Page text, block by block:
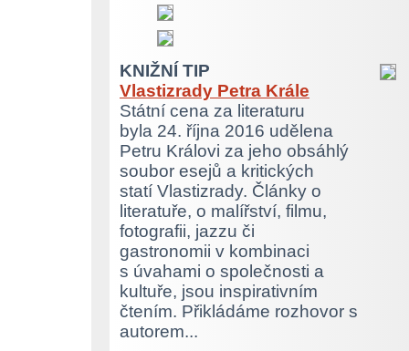
KNIŽNÍ TIP
Vlastizrady Petra Krále
Státní cena za literaturu
byla 24. října 2016 udělena
Petru Královi za jeho obsáhlý
soubor esejů a kritických
statí Vlastizrady. Články o
literatuře, o malířství, filmu,
fotografii, jazzu či
gastronomii v kombinaci
s úvahami o společnosti a
kultuře, jsou inspirativním
čtením. Přikládáme rozhovor s
autorem...